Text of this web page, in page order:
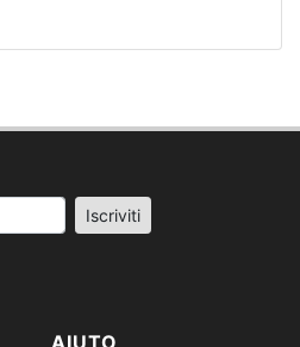
AIUTO
Iscriviti